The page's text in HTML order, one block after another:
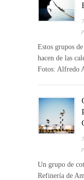
Estos grupos
hacen de las
Fotos: Alfredo
Un grupo de
Refinería de